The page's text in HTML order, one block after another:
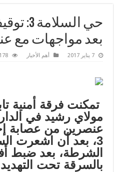
حي
بعد مواجهات مع
7 يناير 2017 أهم الأخبار 178 زيارة
تمكنت فرقة أمنية
مولاي رشيد في
عنصرين من عصابة
3، بعد أن اشعرت
الشرطة، بعد ضبط
بالسرقة تحت